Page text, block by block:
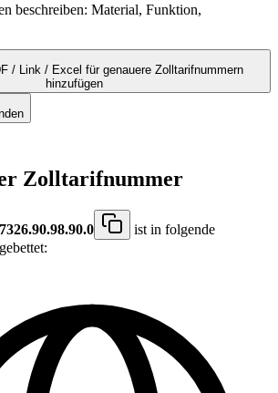
beschreiben: Material, Funktion,
/ Link / Excel für genauere Zolltarifnummern
hinzufügen
Zolltarifnummer
7326.90.98.90.0
ist in folgende